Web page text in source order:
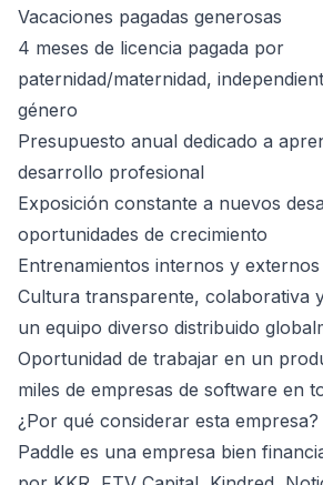
Vacaciones pagadas generosas
4 meses de licencia pagada por
paternidad/maternidad,
género
Presupuesto anual dedicado a
desarrollo profesional
Exposición constante a nuevos
oportunidades de crecimiento
Entrenamientos internos y
Cultura transparente, colaborativa
un equipo diverso distribuido
Oportunidad de trabajar en un
miles de empresas de software en
¿Por qué considerar esta empresa?
Paddle es una empresa bien